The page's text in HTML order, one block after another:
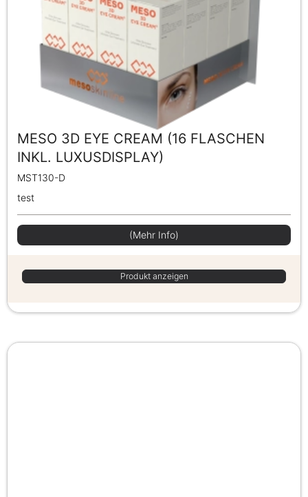
MESO 3D EYE CREAM (16 FLASCHEN
INKL. LUXUSDISPLAY)
MST130-D
test
(Mehr Info)
Produkt anzeigen